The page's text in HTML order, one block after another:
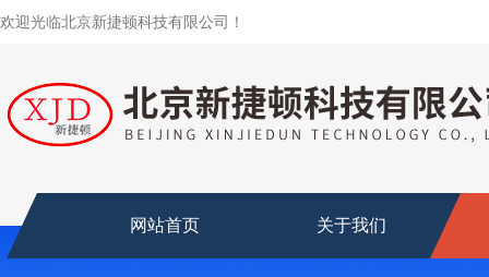
欢迎光临北京新捷顿科技有限公司！
网站首页 关于我们